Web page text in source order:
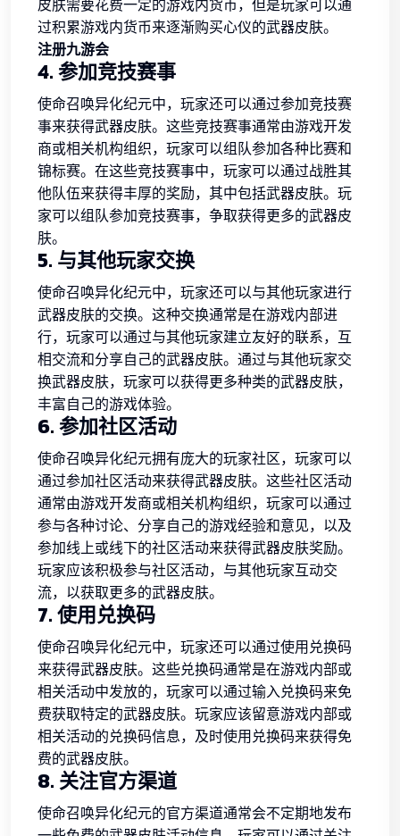
皮肤需要花费一定的游戏内货币，但是玩家可以通
过积累游戏内货币来逐渐购买心仪的武器皮肤。
注册九游会
4. 参加竞技赛事
使命召唤异化纪元中，玩家还可以通过参加竞技赛
事来获得武器皮肤。这些竞技赛事通常由游戏开发
商或相关机构组织，玩家可以组队参加各种比赛和
锦标赛。在这些竞技赛事中，玩家可以通过战胜其
他队伍来获得丰厚的奖励，其中包括武器皮肤。玩
家可以组队参加竞技赛事，争取获得更多的武器皮
肤。
5. 与其他玩家交换
使命召唤异化纪元中，玩家还可以与其他玩家进行
武器皮肤的交换。这种交换通常是在游戏内部进
行，玩家可以通过与其他玩家建立友好的联系，互
相交流和分享自己的武器皮肤。通过与其他玩家交
换武器皮肤，玩家可以获得更多种类的武器皮肤，
丰富自己的游戏体验。
6. 参加社区活动
使命召唤异化纪元拥有庞大的玩家社区，玩家可以
通过参加社区活动来获得武器皮肤。这些社区活动
通常由游戏开发商或相关机构组织，玩家可以通过
参与各种讨论、分享自己的游戏经验和意见，以及
参加线上或线下的社区活动来获得武器皮肤奖励。
玩家应该积极参与社区活动，与其他玩家互动交
流，以获取更多的武器皮肤。
7. 使用兑换码
使命召唤异化纪元中，玩家还可以通过使用兑换码
来获得武器皮肤。这些兑换码通常是在游戏内部或
相关活动中发放的，玩家可以通过输入兑换码来免
费获取特定的武器皮肤。玩家应该留意游戏内部或
相关活动的兑换码信息，及时使用兑换码来获得免
费的武器皮肤。
8. 关注官方渠道
使命召唤异化纪元的官方渠道通常会不定期地发布